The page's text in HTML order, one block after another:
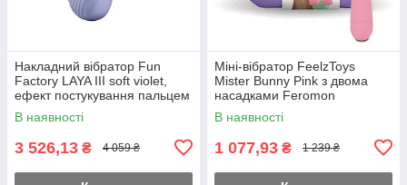
Накладний вібратор Fun
Factory LAYA III soft violet,
ефект постукування пальцем
В наявності
3 526,13 ₴ 4 059 ₴
Міні-вібратор FeelzToys
Mister Bunny Pink з двома
насадками Feromon
В наявності
1 077,93 ₴ 1 239 ₴